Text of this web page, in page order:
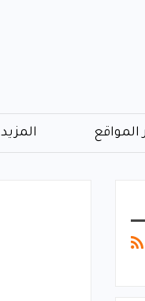
المواقع المزيد